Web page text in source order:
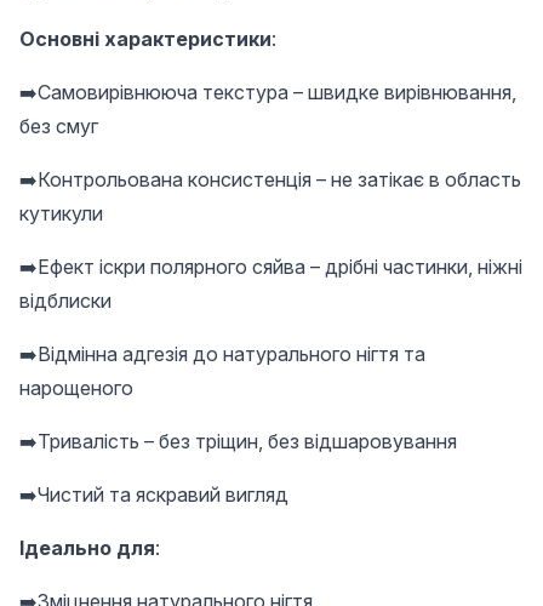
Основні характеристики:
➡️Самовирівнююча текстура – ​​швидке вирівнювання,
без смуг
➡️Контрольована консистенція – не затікає в область
кутикули
➡️Ефект іскри полярного сяйва – дрібні частинки, ніжні
відблиски
➡️Відмінна адгезія до натурального нігтя та
нарощеного
➡️Тривалість – без тріщин, без відшаровування
➡️Чистий та яскравий вигляд
Ідеально для:
➡️Зміцнення натурального нігтя